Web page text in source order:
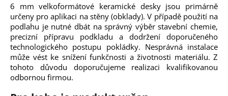
6 mm velkoformátové keramické desky jsou primárně
určeny pro aplikaci na stěny (obklady). V případě použití na
podlahu je nutné dbát na správný výběr stavební chemie,
precizní přípravu podkladu a dodržení doporučeného
technologického postupu pokládky. Nesprávná instalace
může vést ke snížení funkčnosti a životnosti materiálu. Z
tohoto důvodu doporučujeme realizaci kvalifikovanou
odbornou firmou.